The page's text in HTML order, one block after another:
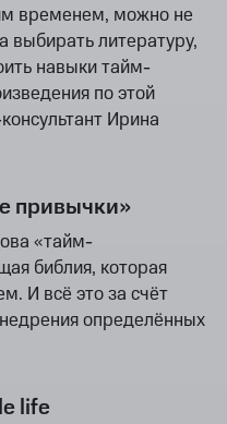
временем, можно не
выбирать литературу,
навыки тайм-
по этой
Ирина
привычки»
«тайм-
библия, которая
И всё это за счёт
определённых
life